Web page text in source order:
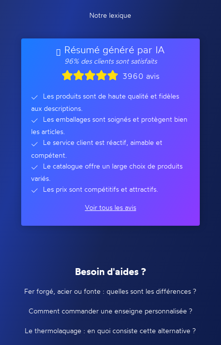
Notre lexique
Résumé généré par IA
96% des clients sont satisfaits
3960 avis
Les produits sont de haute qualité et fidèles
aux descriptions.
Les emballages sont soignés et protègent bien
les articles.
Le service client est réactif, aimable et
compétent.
Le catalogue offre un large choix de produits
variés.
Les prix sont compétitifs et attractifs.
Voir tous les avis
Besoin d'aides ?
Fer forgé, acier ou fonte : quelles sont les différences ?
Comment commander une enseigne personnalisée ?
Le thermolaquage : en quoi consiste cette alternative ?